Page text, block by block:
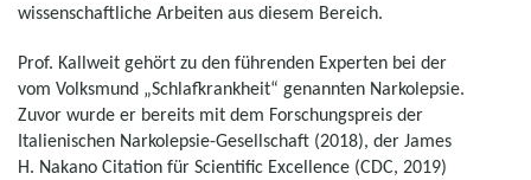
wissenschaftliche Arbeiten aus diesem Bereich.
Prof. Kallweit gehört zu den führenden Experten bei der
vom Volksmund „Schlafkrankheit“ genannten Narkolepsie.
Zuvor wurde er bereits mit dem Forschungspreis der
Italienischen Narkolepsie-Gesellschaft (2018), der James
H. Nakano Citation für Scientific Excellence (CDC, 2019)